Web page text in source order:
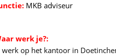
MKB adviseur
werk je?:
werk op het kantoor in